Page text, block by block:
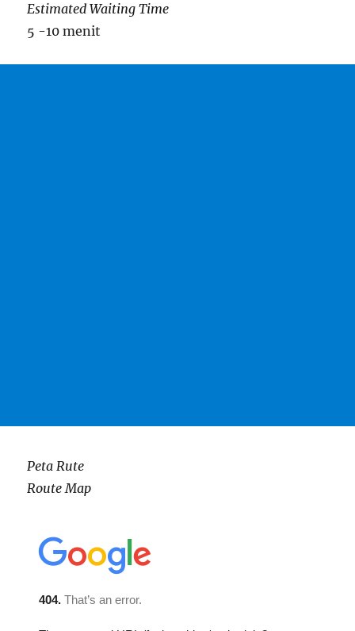
Estimated Waiting Time
5 -10 menit
Peta Rute
Route Map